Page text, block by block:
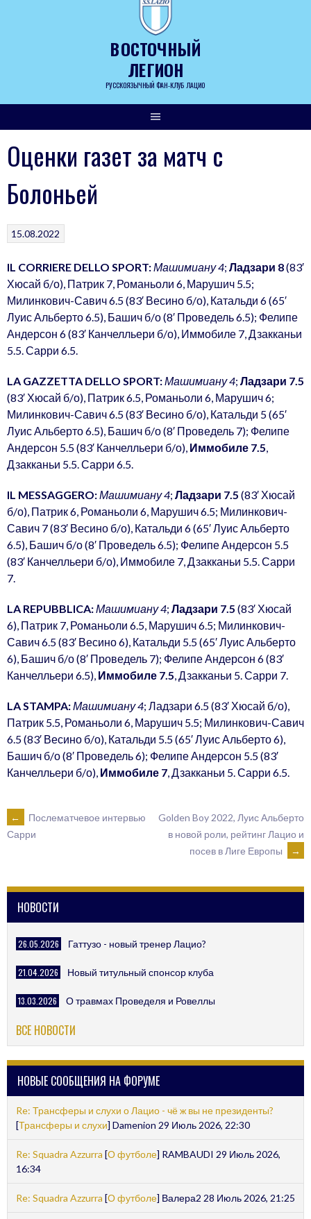
ВОСТОЧНЫЙ
ЛЕГИОН
РУССКОЯЗЫЧНЫЙ ФАН-КЛУБ ЛАЦИО
Оценки газет за матч с
Болоньей
15.08.2022
IL CORRIERE DELLO SPORT: Машимиану 4; Ладзари 8(83′
Хюсай б/о), Патрик 7, Романьоли 6, Марушич 5.5;
Милинкович-Савич 6.5 (83′ Весино б/о), Катальди 6 (65′
Луис Альберто 6.5), Башич б/о (8′ Проведель 6.5); Фелипе
Андерсон 6 (83′ Канчелльери б/о), Иммобиле 7, Дзакканьи
5.5. Сарри 6.5.
LA GAZZETTA DELLO SPORT: Машимиану 4; Ладзари 7.5
(83′ Хюсай б/о), Патрик 6.5, Романьоли 6, Марушич 6;
Милинкович-Савич 6.5 (83′ Весино б/о), Катальди 5 (65′
Луис Альберто 6.5), Башич б/о (8′ Проведель 7); Фелипе
Андерсон 5.5 (83′ Канчелльери б/о), Иммобиле 7.5
Дзакканьи 5.5. Сарри 6.5.
IL MESSAGGERO: Машимиану 4; Ладзари 7.5 (83′ Хюсай
б/о), Патрик 6, Романьоли 6, Марушич 6.5; Милинкович-
Савич 7 (83′ Весино б/о), Катальди 6 (65′ Луис Альберто
6.5), Башич б/о (8′ Проведель 6.5); Фелипе Андерсон 5.5
(83′ Канчелльери б/о), Иммобиле 7, Дзакканьи 5.5. Сарри
7.
LA REPUBBLICA: Машимиану 4; Ладзари 7.5 (83′ Хюсай
6), Патрик 7, Романьоли 6.5, Марушич 6.5; Милинкович-
Савич 6.5 (83′ Весино 6), Катальди 5.5 (65′ Луис Альберто
6), Башич б/о (8′ Проведель 7); Фелипе Андерсон 6 (83′
Канчелльери 6.5), Иммобиле 7.5 , Дзакканьи 5. Сарри 7.
LA STAMPA: Машимиану 4; Ладзари 6.5 (83′ Хюсай б/о),
Патрик 5.5, Романьоли 6, Марушич 5.5; Милинкович-Савич
6.5 (83′ Весино б/о), Катальди 5.5 (65′ Луис Альберто 6),
Башич б/о (8′ Проведель 6); Фелипе Андерсон 5.5 (83′
Канчелльери б/о), Иммобиле 7 , Дзакканьи 5. Сарри 6.5.
POST
←
Послематчевое интервью
Сарри
Golden Boy 2022, Луис Альберто
в новой роли, рейтинг Лацио и
посев в Лиге Европы
→
НОВОСТИ
26.05.2026 Гаттузо - новый тренер Лацио?
21.04.2026 Новый титульный спонсор клуба
13.03.2026 О травмах Проведеля и Ровеллы
ВСЕ НОВОСТИ
НОВЫЕ СООБЩЕНИЯ НА ФОРУМЕ
Re: Трансферы и слухи о Лацио - чё ж вы не президенты?
[Трансферы и слухи] Damenion 29 Июль 2026, 22:30
Re: Squadra Azzurra [О футболе] RAMBAUDI 29 Июль 2026,
16:34
Re: Squadra Azzurra [О футболе] Валера2 28 Июль 2026, 21:25